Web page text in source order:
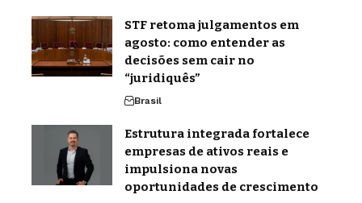
STF retoma julgamentos em
agosto: como entender as
decisões sem cair no
“juridiquês”
Brasil
Estrutura integrada fortalece
empresas de ativos reais e
impulsiona novas
oportunidades de crescimento